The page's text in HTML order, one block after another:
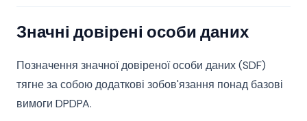
Значні довірені особи даних
Позначення значної довіреної особи даних (SDF)
тягне за собою додаткові зобов'язання понад базові
вимоги DPDPA.